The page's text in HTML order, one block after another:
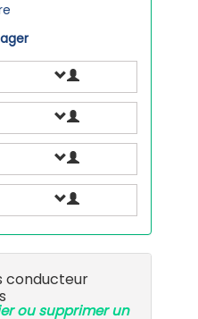
conducteur
ou supprimer un